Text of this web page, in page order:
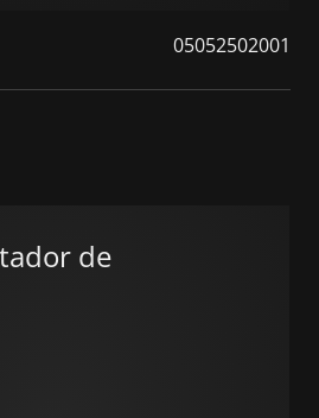
05052502001
de